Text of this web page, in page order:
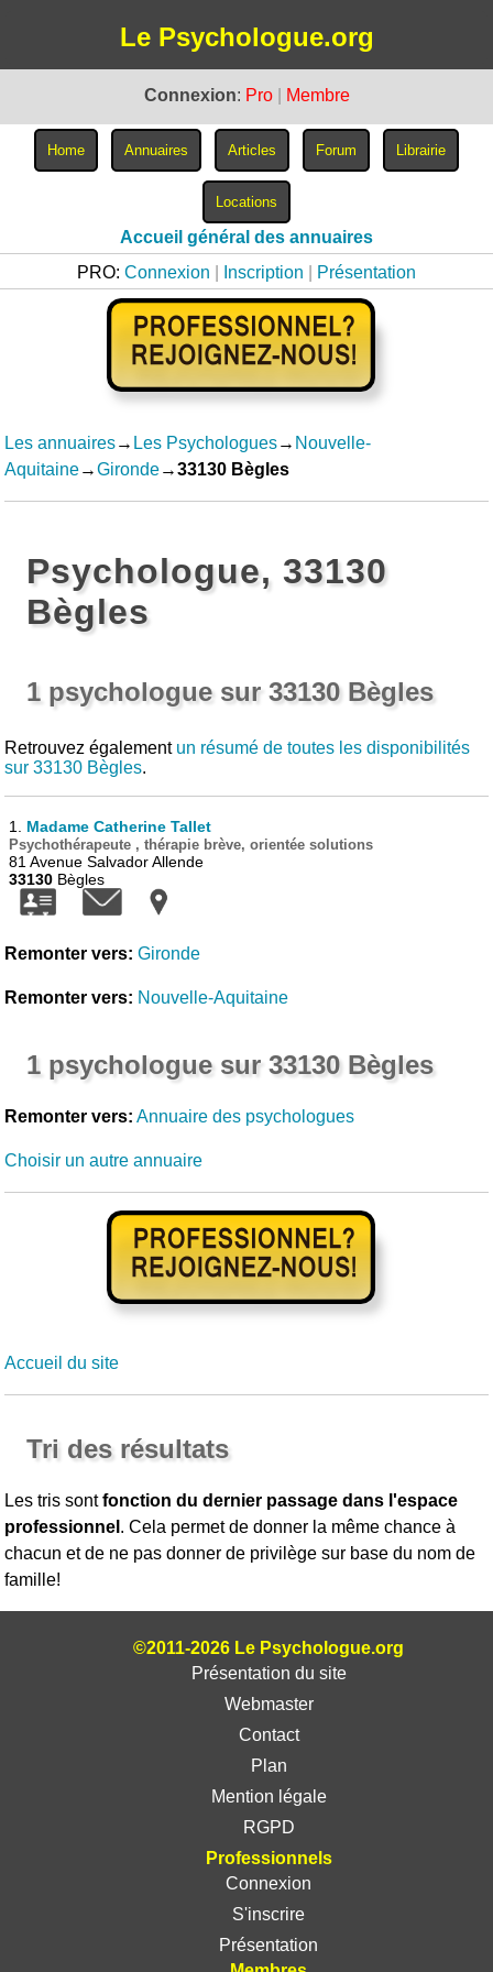
Le Psychologue.org
Connexion: Pro Membre
Accueil général des annuaires
PRO: Connexion Inscription Présentation
Les annuaires→ Les Psychologues→ Nouvelle-
Aquitaine→Gironde→33130 Bègles
Psychologue, 33130
Bègles
1 psychologue sur 33130 Bègles
Retrouvez également un résumé de toutes les disponibilités
sur 33130 Bègles.
1. Madame Catherine Tallet
Psychothérapeute , thérapie brève, orientée solutions
81 Avenue Salvador Allende
33130 Bègles
Remonter vers: Gironde
Remonter vers: Nouvelle-Aquitaine
1 psychologue sur 33130 Bègles
Remonter vers: Annuaire des psychologues
Choisir un autre annuaire
Accueil du site
Tri des résultats
Les tris sontfonction du dernier passage dans l'espace
professionnel . Cela permet de donner la même chance à
chacun et de ne pas donner de privilège sur base du nom de
famille!
©2011-2026 Le Psychologue.org
Présentation du site
Webmaster
Contact
Plan
Mention légale
RGPD
Professionnels
Connexion
S'inscrire
Présentation